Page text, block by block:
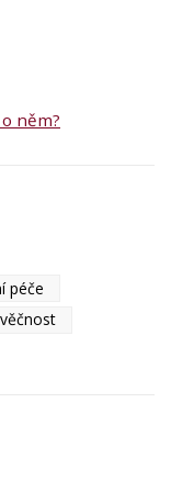
něm?
péče